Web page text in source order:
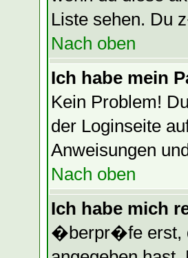
Liste sehen. Du
Nach oben
Ich habe mein
Kein Problem!
der Loginseite
Anweisungen
Nach oben
Ich habe mich
�berpr�fe erst,